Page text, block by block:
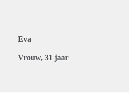
Eva
Vrouw, 31 jaar